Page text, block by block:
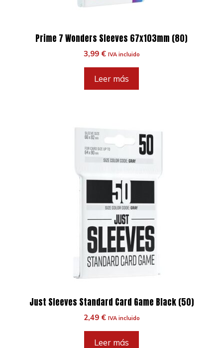
Prime 7 Wonders Sleeves 67x103mm (80)
3,99 € IVA incluido
Leer más
Just Sleeves Standard Card Game Black (50)
2,49 € IVA incluido
Leer más